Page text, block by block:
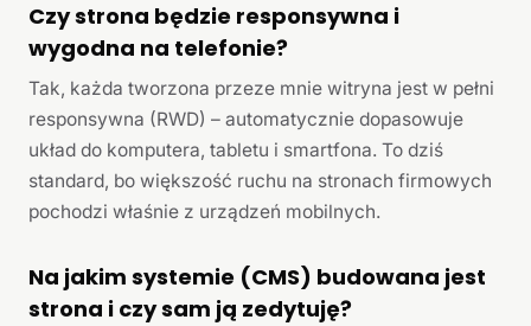
Czy strona będzie responsywna i
wygodna na telefonie?
Tak, każda tworzona przeze mnie witryna jest w pełni
responsywna (RWD) – automatycznie dopasowuje
układ do komputera, tabletu i smartfona. To dziś
standard, bo większość ruchu na stronach firmowych
pochodzi właśnie z urządzeń mobilnych.
Na jakim systemie (CMS) budowana jest
strona i czy sam ją zedytuję?